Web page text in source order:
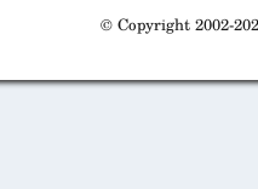
© Copyright 2002-